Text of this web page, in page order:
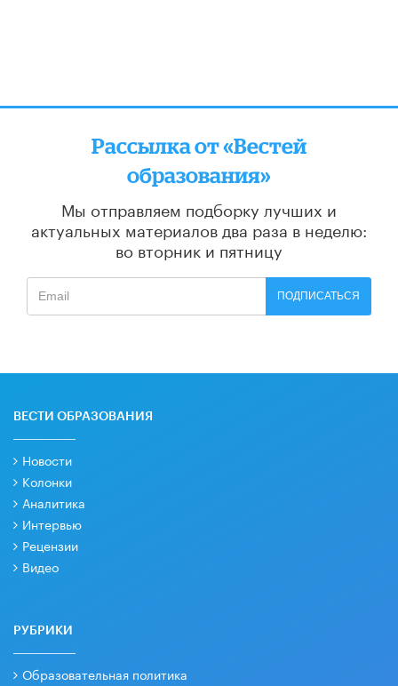
Рассылка от «Вестей
образования»
Мы отправляем подборку лучших и
актуальных материалов два раза в неделю:
во вторник и пятницу
ПОДПИСАТЬСЯ
ВЕСТИ ОБРАЗОВАНИЯ
Новости
Колонки
Аналитика
Интервью
Рецензии
Видео
РУБРИКИ
Образовательная политика